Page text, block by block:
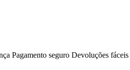
Pagamento seguro Devoluções fáceis